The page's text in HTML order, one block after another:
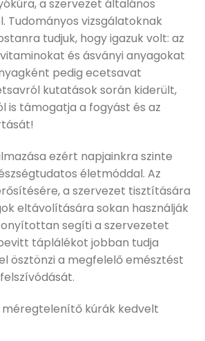
a szervezet általános
Tudományos vizsgálatoknak
tudjuk, hogy igazuk volt: az
és ásványi anyagokat
pedig ecetsavat
kutatások során kiderült,
is támogatja a fogyást és az
ezért napjainkra szinte
életmóddal. Az
a szervezet tisztítására
eltávolítására sokan használják
segíti a szervezetet
táplálékot jobban tudja
ösztönzi a megfelelő emésztést
méregtelenítő kúrák kedvelt